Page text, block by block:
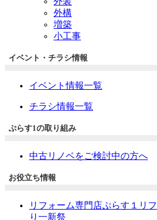
外構
増築
小工事
イベント・チラシ情報
イベント情報一覧
チラシ情報一覧
ぷらす1の取り組み
中古リノベをご検討中の方へ
お役立ち情報
リフォーム専門店ぷらす１リ
り一新祭